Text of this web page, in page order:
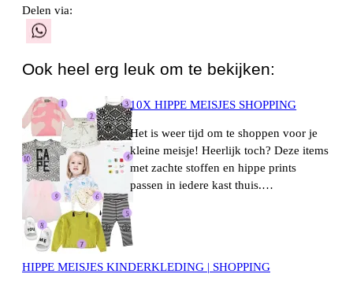
Delen via:
Ook heel erg leuk om te bekijken:
10X HIPPE MEISJES SHOPPING
Het is weer tijd om te shoppen voor je
kleine meisje! Heerlijk toch? Deze items
met zachte stoffen en hippe prints
passen in iedere kast thuis.…
HIPPE MEISJES KINDERKLEDING | SHOPPING